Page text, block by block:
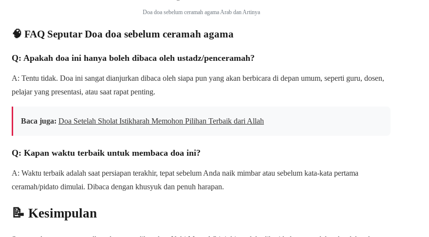
Doa doa sebelum ceramah agama Arab dan Artinya
🧠 FAQ Seputar Doa doa sebelum ceramah agama
Q: Apakah doa ini hanya boleh dibaca oleh ustadz/penceramah?
A: Tentu tidak. Doa ini sangat dianjurkan dibaca oleh siapa pun yang akan berbicara di depan umum, seperti guru, dosen,
pelajar yang presentasi, atau saat rapat penting.
Baca juga: Doa Setelah Sholat Istikharah Memohon Pilihan Terbaik dari Allah
Q: Kapan waktu terbaik untuk membaca doa ini?
A: Waktu terbaik adalah saat persiapan terakhir, tepat sebelum Anda naik mimbar atau sebelum kata-kata pertama
ceramah/pidato dimulai. Dibaca dengan khusyuk dan penuh harapan.
📝 Kesimpulan